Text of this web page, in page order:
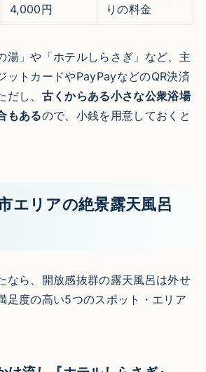
4,000円
りの料金
湯」や「ホテルしらさぎ」など、主
ットカードやPayPayなどのQR決済
し、 古くからある小さな公衆浴場
もあるので、小銭を用意しておくと
エリアの絶景露天風呂
なら、開放感抜群の露天風呂は外せ
足度の高い5つのスポット・エリア